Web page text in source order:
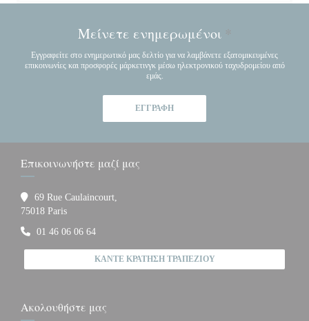
Μείνετε ενημερωμένοι *
Εγγραφείτε στο ενημερωτικό μας δελτίο για να λαμβάνετε εξατομικευμένες
επικοινωνίες και προσφορές μάρκετινγκ μέσω ηλεκτρονικού ταχυδρομείου από
εμάς.
ΕΓΓΡΑΦΉ
Επικοινωνήστε μαζί μας
69 Rue Caulaincourt,
75018 Paris((ανοίγει σε νέο παράθυρο))
01 46 06 06 64
ΚΆΝΤΕ ΚΡΆΤΗΣΗ ΤΡΑΠΕΖΙΟΎ
Ακολουθήστε μας